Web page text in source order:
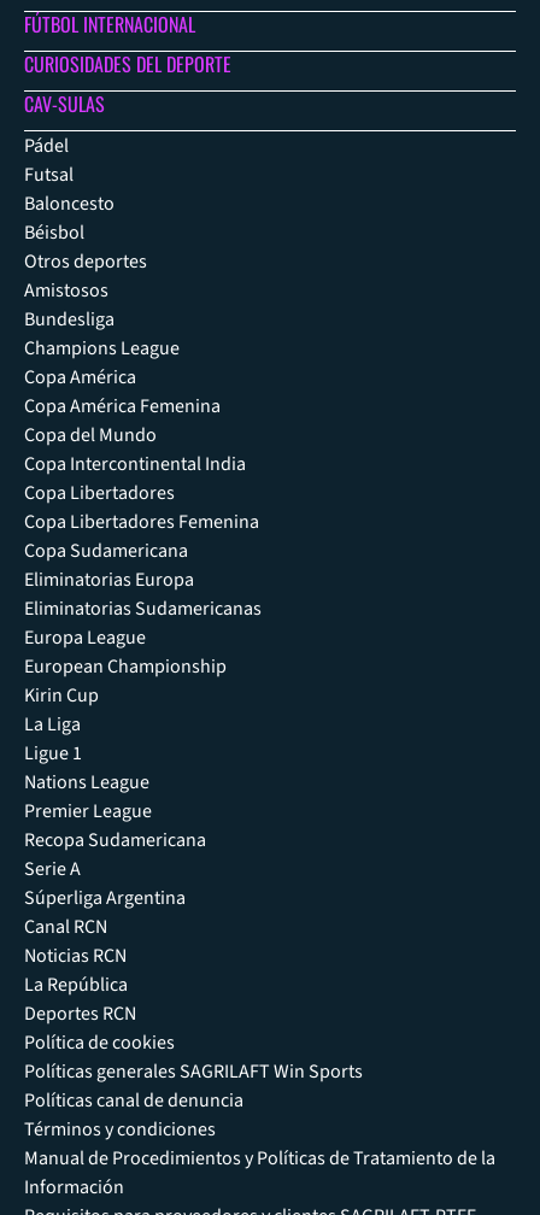
FÚTBOL INTERNACIONAL
CURIOSIDADES DEL DEPORTE
CAV-SULAS
Pádel
Futsal
Baloncesto
Béisbol
Otros deportes
Amistosos
Bundesliga
Champions League
Copa América
Copa América Femenina
Copa del Mundo
Copa Intercontinental India
Copa Libertadores
Copa Libertadores Femenina
Copa Sudamericana
Eliminatorias Europa
Eliminatorias Sudamericanas
Europa League
European Championship
Kirin Cup
La Liga
Ligue 1
Nations League
Premier League
Recopa Sudamericana
Serie A
Súperliga Argentina
Canal RCN
Noticias RCN
La República
Deportes RCN
Política de cookies
Políticas generales SAGRILAFT Win Sports
Políticas canal de denuncia
Términos y condiciones
Manual de Procedimientos y Políticas de Tratamiento de la
Información